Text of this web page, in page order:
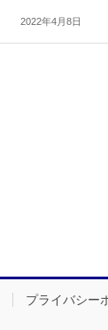
2022年4月8日
プライバシー